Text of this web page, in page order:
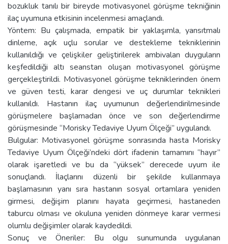
bozukluk tanılı bir bireyde motivasyonel görüşme tekniğinin
ilaç uyumuna etkisinin incelenmesi amaçlandı.
Yöntem: Bu çalışmada, empatik bir yaklaşımla, yansıtmalı
dinleme, açık uçlu sorular ve destekleme tekniklerinin
kullanıldığı ve çelişkiler geliştirilerek ambivalan duyguların
keşfedildiği altı seanstan oluşan motivasyonel görüşme
gerçekleştirildi. Motivasyonel görüşme tekniklerinden önem
ve güven testi, karar dengesi ve uç durumlar teknikleri
kullanıldı. Hastanın ilaç uyumunun değerlendirilmesinde
görüşmelere başlamadan önce ve son değerlendirme
görüşmesinde “Morisky Tedaviye Uyum Ölçeği” uygulandı.
Bulgular: Motivasyonel görüşme sonrasında hasta Morisky
Tedaviye Uyum Ölçeği’ndeki dört ifadenin tamamını ‘’hayır’’
olarak işaretledi ve bu da ‘’yüksek’’ derecede uyum ile
sonuçlandı. İlaçlarını düzenli bir şekilde kullanmaya
başlamasının yanı sıra hastanın sosyal ortamlara yeniden
girmesi, değişim planını hayata geçirmesi, hastaneden
taburcu olması ve okuluna yeniden dönmeye karar vermesi
olumlu değişimler olarak kaydedildi.
Sonuç ve Öneriler: Bu olgu sunumunda uygulanan